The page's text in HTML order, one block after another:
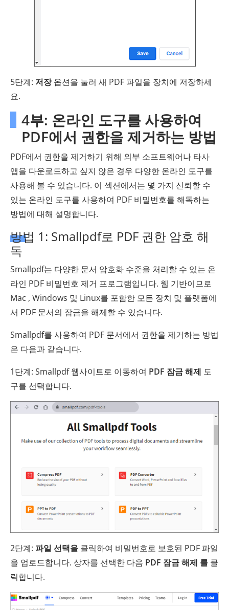
5단계: 저장옵션을 눌러 새 PDF 파일을 장치에 저장하세
요.
4부: 온라인 도구를 사용하여
PDF에서 권한을 제거하는 방법
PDF에서 권한을 제거하기 위해 외부 소프트웨어나 타사
앱을 다운로드하고 싶지 않은 경우 다양한 온라인 도구를
사용해 볼 수 있습니다. 이 섹션에서는 몇 가지 신뢰할 수
있는 온라인 도구를 사용하여 PDF 비밀번호를 해독하는
방법에 대해 설명합니다.
방법 1: Smallpdf로 PDF 권한 암호 해
독
Smallpdf는 다양한 문서 암호화 수준을 처리할 수 있는 온
라인 PDF 비밀번호 제거 프로그램입니다. 웹 기반이므로
Mac , Windows 및 Linux를 포함한 모든 장치 및 플랫폼에
서 PDF 문서의 잠금을 해제할 수 있습니다.
Smallpdf를 사용하여 PDF 문서에서 권한을 제거하는 방법
은 다음과 같습니다.
1단계: Smallpdf 웹사이트로 이동하여 PDF 잠금 해제 도
구를 선택합니다.
2단계: 파일 선택을 클릭하여 비밀번호로 보호된 PDF 파일
을 업로드합니다. 상자를 선택한 다음 PDF 잠금 해제 를 클
릭합니다.